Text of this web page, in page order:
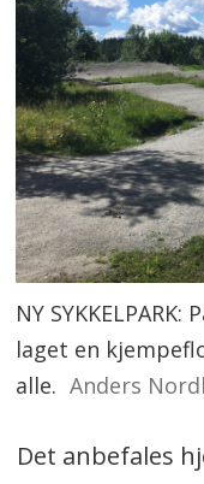
NY
laget en
alle. Anders
Det anbefales